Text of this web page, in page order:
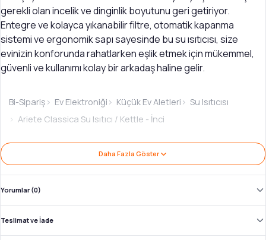
gerekli olan incelik ve dinginlik boyutunu geri getiriyor.
Entegre ve kolayca yıkanabilir filtre, otomatik kapanma
sistemi ve ergonomik sapı sayesinde bu su ısıtıcısı, size
evinizin konforunda rahatlarken eşlik etmek için mükemmel,
güvenli ve kullanımı kolay bir arkadaş haline gelir.
Bi-Sipariş Ev Elektroniği Küçük Ev Aletleri
Su Isıtıcısı
Ariete Classica Su Isıtıcı / Kettle - İnci
Ürün İncelemesi: Ariete Classica Su Isıtıcı /
Kettle - İnci
Klasik ve her zaman şıklığını koruyan bir tasarıma
sahip elektrikli su ısıtıcısı.
Daha Fazla Göster
Yorumlar (0)
Teslimat ve İade